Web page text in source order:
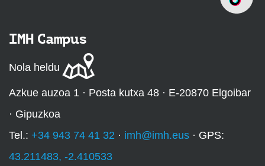
IMH Campus
Nola heldu
Azkue auzoa 1 · Posta kutxa 48 · E-20870 Elgoibar
· Gipuzkoa
Tel.: +34 943 74 41 32 · imh@imh.eus · GPS:
43.211483, -2.410533